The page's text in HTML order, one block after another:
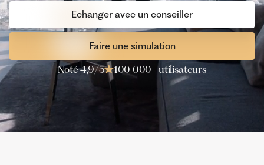
Faire une simulation
Echanger avec un conseiller
Noté 4,9/5 100 000+ utilisateurs